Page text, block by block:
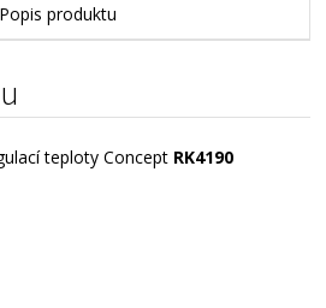
Popis produktu
zboží
teploty Concept RK4190